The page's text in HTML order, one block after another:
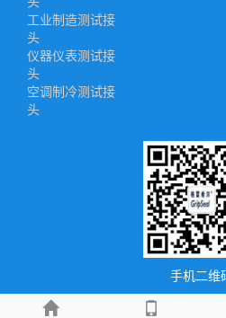
工业制造测试接
头
仪器仪表测试接
头
空调制冷测试接
头
手机二维